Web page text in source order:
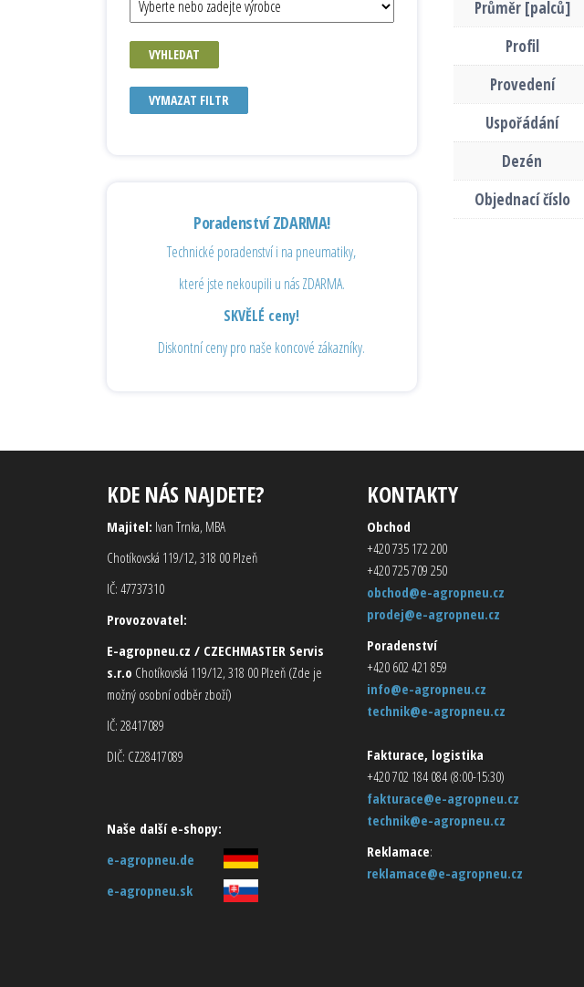
Průměr [palců]
Profil
Provedení
Uspořádání
Dezén
Objednací číslo
VYHLEDAT
VYMAZAT FILTR
Poradenství ZDARMA!
Technické poradenství i na pneumatiky,
které jste nekoupili u nás ZDARMA.
SKVĚLÉ ceny!
Diskontní ceny pro naše koncové zákazníky.
KDE NÁS NAJDETE?
Majitel: Ivan Trnka, MBA
Chotíkovská 119/12, 318 00 Plzeň
IČ: 47737310
Provozovatel:
E-agropneu.cz / CZECHMASTER Servis
s.r.o Chotíkovská 119/12, 318 00 Plzeň (Zde je
možný osobní odběr zboží)
IČ: 28417089
DIČ: CZ28417089
Naše další e-shopy:
e-agropneu.de
e-agropneu.sk
KONTAKTY
Obchod
+420 735 172 200
+420 725 709 250
obchod@e-agropneu.cz
prodej@e-agropneu.cz
Poradenství
+420 602 421 859
info@e-agropneu.cz
technik@e-agropneu.cz
Fakturace, logistika
+420 702 184 084 (8:00-15:30)
fakturace@e-agropneu.cz
technik@e-agropneu.cz
Reklamace:
reklamace@e-agropneu.cz